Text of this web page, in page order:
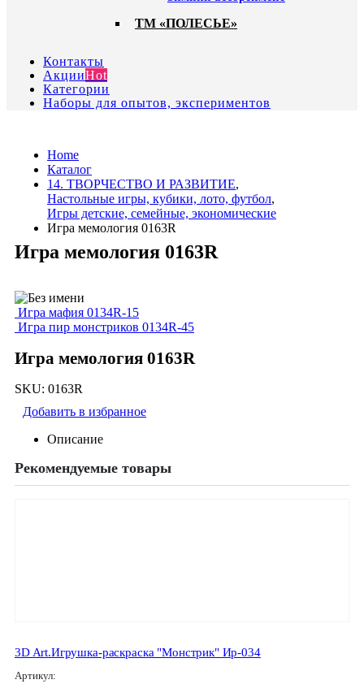
ТМ «ПОЛЕСЬЕ»
Контакты
АкцииHot
Категории
Наборы для опытов, экспериментов
Home
Каталог
14. ТВОРЧЕСТВО И РАЗВИТИЕ,
Настольные игры, кубики, лото, футбол,
Игры детские, семейные, экономические
Игра мемология 0163R
Игра мемология 0163R
Игра мафия 0134R-15
Игра пир монстриков 0134R-45
Игра мемология 0163R
SKU: 0163R
Добавить в избранное
Описание
Рекомендуемые товары
3D Art.Игрушка-раскраска "Монстрик" Ир-034
Артикул: